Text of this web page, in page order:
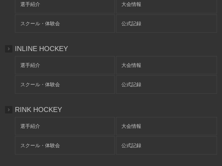
選手紹介 大会情報
スクール・体験会 公式記録
INLINE HOCKEY
選手紹介 大会情報
スクール・体験会 公式記録
RINK HOCKEY
選手紹介 大会情報
スクール・体験会 公式記録